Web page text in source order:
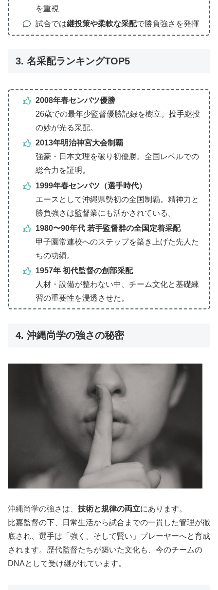
を重視
試合では継投策や柔軟な采配で勝負強さを発揮
3. 名采配ランキングTOP5
2008年春センバツ優勝
26歳での最年少監督優勝記録を樹立。投手継投
の妙が光る采配。
2013年明治神宮大会制覇
強豪・日本文理を破り初優勝。全国レベルでの
総合力を証明。
1999年春センバツ（選手時代）
エースとして沖縄県勢初の全国制覇。精神力と
勝負強さは監督業にも活かされている。
1980〜90年代 若手監督群の全国定着采配
甲子園常連校へのステップを築き上げた先人た
ちの功績。
1957年 初代監督の創部采配
人材・設備が整わない中、チーム文化と基礎練
習の重要性を浸透させた。
4. 沖縄尚学の強さの秘密
沖縄尚学の強さは、 技術と規律の両立にあります。
比嘉監督の下、日常生活から試合までの一貫した管理が徹
底され、選手は「強く、そして賢い」プレーヤーへと育成
されます。歴代監督たちが築いた文化も、今のチームの
DNAとして受け継がれています。